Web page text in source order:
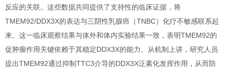
反应的关联。这些数据共同提供了支持性的临床证据，将
TMEM92/DDX3X的表达与三阴性乳腺癌（TNBC）化疗不敏感联系起
来。这一临床观察结果与体外和体内实验结果一致，表明TMEM92的
促肿瘤作用关键依赖于其稳定DDX3X的能力。从机制上讲，研究人员
提出TMEM92通过抑制TTC3介导的DDX3X泛素化发挥作用，从而防